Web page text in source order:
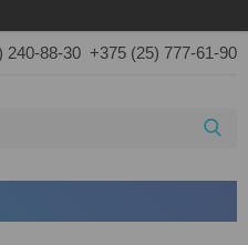
240-88-30 +375 (25) 777-61-90